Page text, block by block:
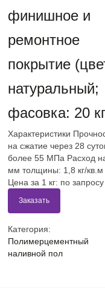
финишное и
ремонтное
покрытие
натуральный;
фасовка: 20
Характеристики
на сжатие через 28
более 55 МПа Расход
мм толщины: 1,8 кг/кв.м
Цена за 1 кг: по запросу
Заказать
Категория:
Полимерцементный
наливной пол